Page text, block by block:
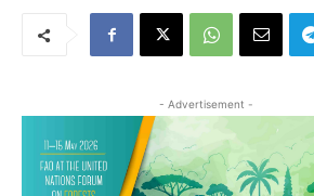
- Advertisement -